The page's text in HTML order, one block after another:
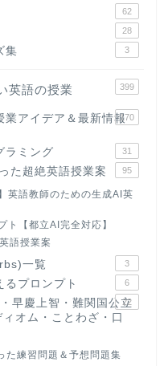
62
28
集 3
英語の授業 399
業アイデア＆最新情報170
ラミング 31
た超絶英語授業案 95
英語教師のための生成AI英
ト【都立AI完全対応】
語授業案
一覧 3
るプロンプト 6
早慶上智・難関国公立
オム・ことわざ・口
22
た練習問題＆予想問題集